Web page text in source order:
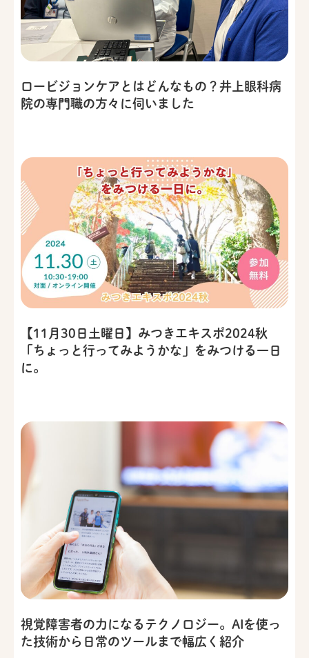
ロービジョンケアとはどんなもの？井上眼科病
院の専門職の方々に伺いました
【11月30日土曜日】みつきエキスポ2024秋
「ちょっと行ってみようかな」をみつける一日
に。
視覚障害者の力になるテクノロジー。AIを使っ
た技術から日常のツールまで幅広く紹介